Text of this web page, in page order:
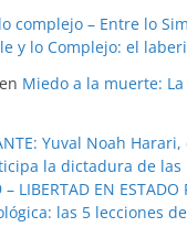
complejo – Entre lo
y lo Complejo: el
en Miedo a la muerte:
Yuval Noah
la dictadura de las
LIBERTAD EN ESTADO
las 5 lecciones